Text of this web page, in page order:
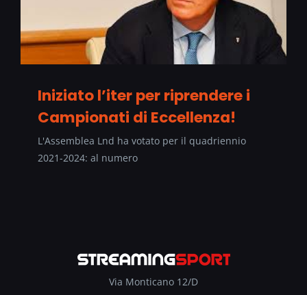
Iniziato l’iter per riprendere i
Campionati di Eccellenza!
L'Assemblea Lnd ha votato per il quadriennio
2021-2024: al numero
Via Monticano 12/D